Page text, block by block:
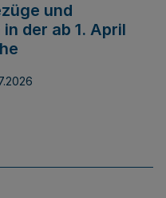
und
der ab 1. April